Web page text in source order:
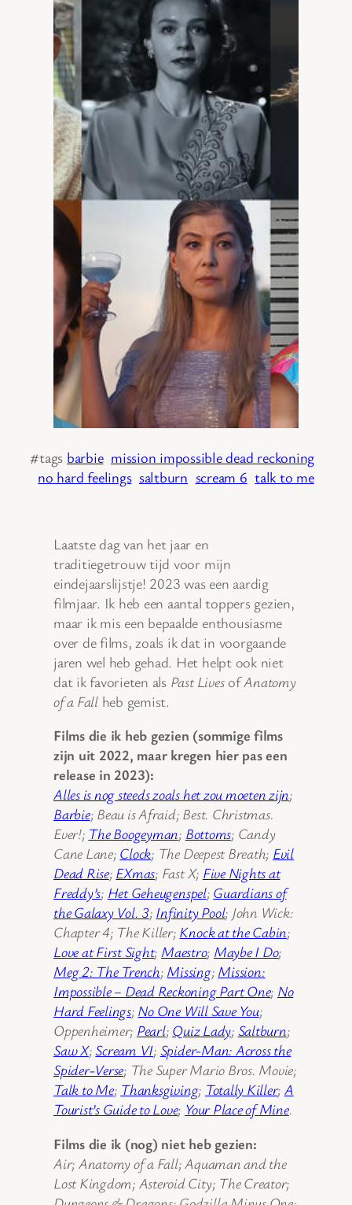
#tags barbie mission impossible dead reckoning
no hard feelings saltburn scream 6 talk to me
Laatste dag van het jaar en
traditiegetrouw tijd voor mijn
eindejaarslijstje! 2023 was een aardig
filmjaar. Ik heb een aantal toppers gezien,
maar ik mis een bepaalde enthousiasme
over de films, zoals ik dat in voorgaande
jaren wel heb gehad. Het helpt ook niet
dat ik favorieten als Past LivesofAnatomy
of a Fallheb gemist.
Films die ik heb gezien (sommige films
zijn uit 2022, maar kregen hier pas een
release in 2023):
Alles is nog steeds zoals het zou moeten zijn;
Barbie; Beau is Afraid; Best. Christmas.
Ever!; The Boogeyman; Bottoms; Candy
Cane Lane; Clock; The Deepest Breath; Evil
Dead Rise; EXmas; Fast X; Five Nights at
Freddy’s; Het Geheugenspel; Guardians of
the Galaxy Vol. 3; Infinity Pool; John Wick:
Chapter 4; The Killer; Knock at the Cabin;
Love at First Sight; Maestro; Maybe I Do;
Meg 2: The Trench; Missing; Mission:
Impossible – Dead Reckoning Part One; No
Hard Feelings; No One Will Save You;
Oppenheimer; Pearl; Quiz Lady; Saltburn;
Saw X;Scream VI; Spider-Man: Across the
Spider-Verse; The Super Mario Bros. Movie;
Talk to Me; Thanksgiving; Totally Killer; A
Tourist’s Guide to Love; Your Place of Mine.
Films die ik (nog) niet heb gezien:
Air; Anatomy of a Fall; Aquaman and the
Lost Kingdom; Asteroid City; The Creator;